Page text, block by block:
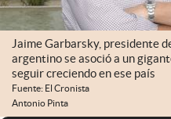
Jaime Garbarsky, presidente
argentino se asoció a un
seguir creciendo en ese país
Fuente: El Cronista
Antonio Pinta